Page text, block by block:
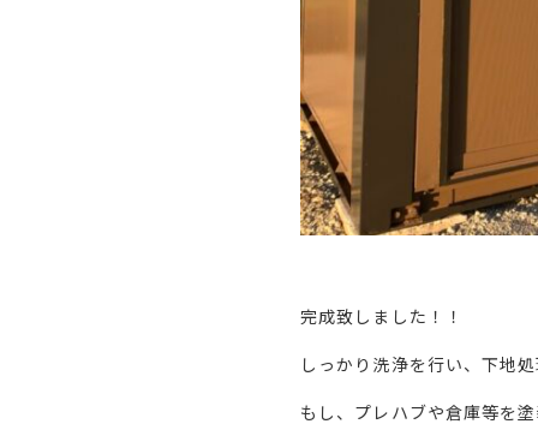
完成致しました！！
しっかり洗浄を行い、下地
もし、プレハブや倉庫等を